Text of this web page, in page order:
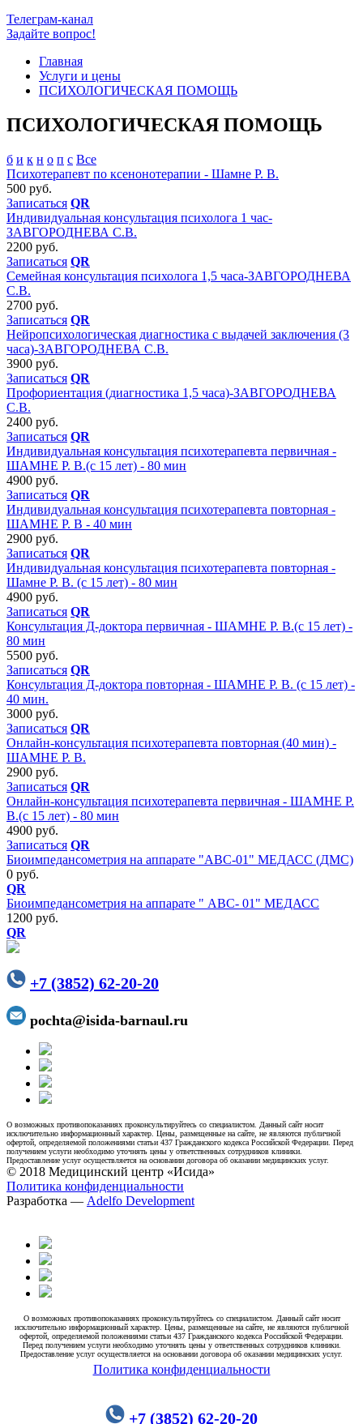
Телеграм-канал
Задайте вопрос!
Главная
Услуги и цены
ПСИХОЛОГИЧЕСКАЯ ПОМОЩЬ
ПСИХОЛОГИЧЕСКАЯ ПОМОЩЬ
б и к н о п с Все
Психотерапевт по ксенонотерапии - Шамне Р. В.
500 руб.
Записаться QR
Индивидуальная консультация психолога 1 час-
ЗАВГОРОДНЕВА С.В.
2200 руб.
Записаться QR
Семейная консультация психолога 1,5 часа-ЗАВГОРОДНЕВА
С.В.
2700 руб.
Записаться QR
Нейропсихологическая диагностика с выдачей заключения (3
часа)-ЗАВГОРОДНЕВА С.В.
3900 руб.
Записаться QR
Профориентация (диагностика 1,5 часа)-ЗАВГОРОДНЕВА
С.В.
2400 руб.
Записаться QR
Индивидуальная консультация психотерапевта первичная -
ШАМНЕ Р. В.(с 15 лет) - 80 мин
4900 руб.
Записаться QR
Индивидуальная консультация психотерапевта повторная -
ШАМНЕ Р. В - 40 мин
2900 руб.
Записаться QR
Индивидуальная консультация психотерапевта повторная -
Шамне Р. В. (с 15 лет) - 80 мин
4900 руб.
Записаться QR
Консультация Д-доктора первичная - ШАМНЕ Р. В.(с 15 лет) -
80 мин
5500 руб.
Записаться QR
Консультация Д-доктора повторная - ШАМНЕ Р. В. (с 15 лет) -
40 мин.
3000 руб.
Записаться QR
Онлайн-консультация психотерапевта повторная (40 мин) -
ШАМНЕ Р. В.
2900 руб.
Записаться QR
Онлайн-консультация психотерапевта первичная - ШАМНЕ Р.
В.(с 15 лет) - 80 мин
4900 руб.
Записаться QR
Биоимпедансометрия на аппарате "АВС-01" МЕДАСС (ДМС)
0 руб.
QR
Биоимпедансометрия на аппарате " АВС- 01" МЕДАСС
1200 руб.
QR
+7 (3852) 62-20-20
pochta@isida-barnaul.ru
О возможных противопоказаниях проконсультируйтесь со специалистом. Данный сайт носит
исключительно информационный характер. Цены, размещенные на сайте, не являются публичной
офертой, определяемой положениями статьи 437 Гражданского кодекса Российской Федерации. Перед
получением услуги необходимо уточнять цены у ответственных сотрудников клиники.
Предоставление услуг осуществляется на основании договора об оказании медицинских услуг.
© 2018 Медицинский центр «Исида»
Политика конфиденциальности
Разработка — Adelfo Development
О возможных противопоказаниях проконсультируйтесь со специалистом. Данный сайт носит
исключительно информационный характер. Цены, размещенные на сайте, не являются публичной
офертой, определяемой положениями статьи 437 Гражданского кодекса Российской Федерации.
Перед получением услуги необходимо уточнять цены у ответственных сотрудников клиники.
Предоставление услуг осуществляется на основании договора об оказании медицинских услуг.
Политика конфиденциальности
+7 (3852) 62-20-20